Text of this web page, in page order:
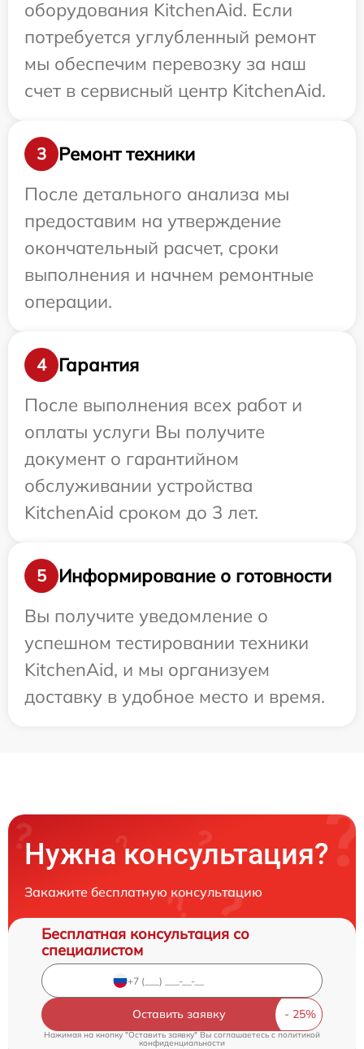
оборудования KitchenAid. Если
потребуется углубленный ремонт
мы обеспечим перевозку за наш
счет в сервисный центр KitchenAid.
3
Ремонт техники
После детального анализа мы
предоставим на утверждение
окончательный расчет, сроки
выполнения и начнем ремонтные
операции.
4
Гарантия
После выполнения всех работ и
оплаты услуги Вы получите
документ о гарантийном
обслуживании устройства
KitchenAid сроком до 3 лет.
5
Информирование о готовности
Вы получите уведомление о
успешном тестировании техники
KitchenAid, и мы организуем
доставку в удобное место и время.
Нужна консультация?
Закажите бесплатную консультацию
Бесплатная консультация со
специалистом
Оставить заявку
Нажимая на кнопку "Оставить заявку" Вы соглашаетесь cполитикой
конфиденциальности